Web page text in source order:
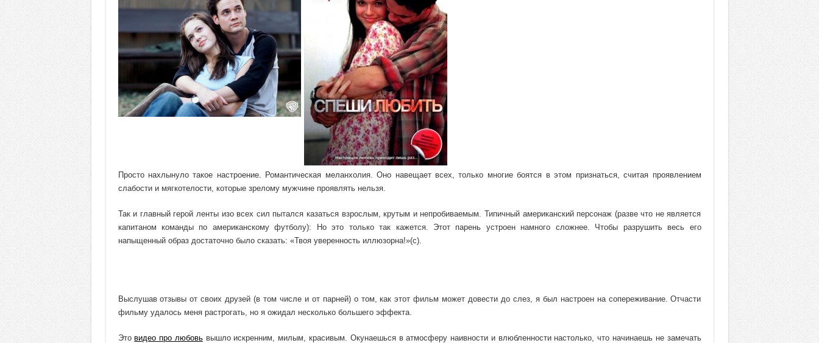
Просто нахлынуло такое настроение. Романтическая меланхолия. Оно навещает всех, только многие боятся в этом признаться, считая проявлением
слабости и мягкотелости, которые зрелому мужчине проявлять нельзя.
Так и главный герой ленты изо всех сил пытался казаться взрослым, крутым и непробиваемым. Типичный американский персонаж (разве что не является
капитаном команды по американскому футболу): Но это только так кажется. Этот парень устроен намного сложнее. Чтобы разрушить весь его
напыщенный образ достаточно было сказать: «Твоя уверенность иллюзорна!»(с).
Выслушав отзывы от своих друзей (в том числе и от парней) о том, как этот фильм может довести до слез, я был настроен на сопереживание. Отчасти
фильму удалось меня растрогать, но я ожидал несколько большего эффекта.
Этовидео про любовьвышло искренним, милым, красивым. Окунаешься в атмосферу наивности и влюбленности настолько, что начинаешь не замечать